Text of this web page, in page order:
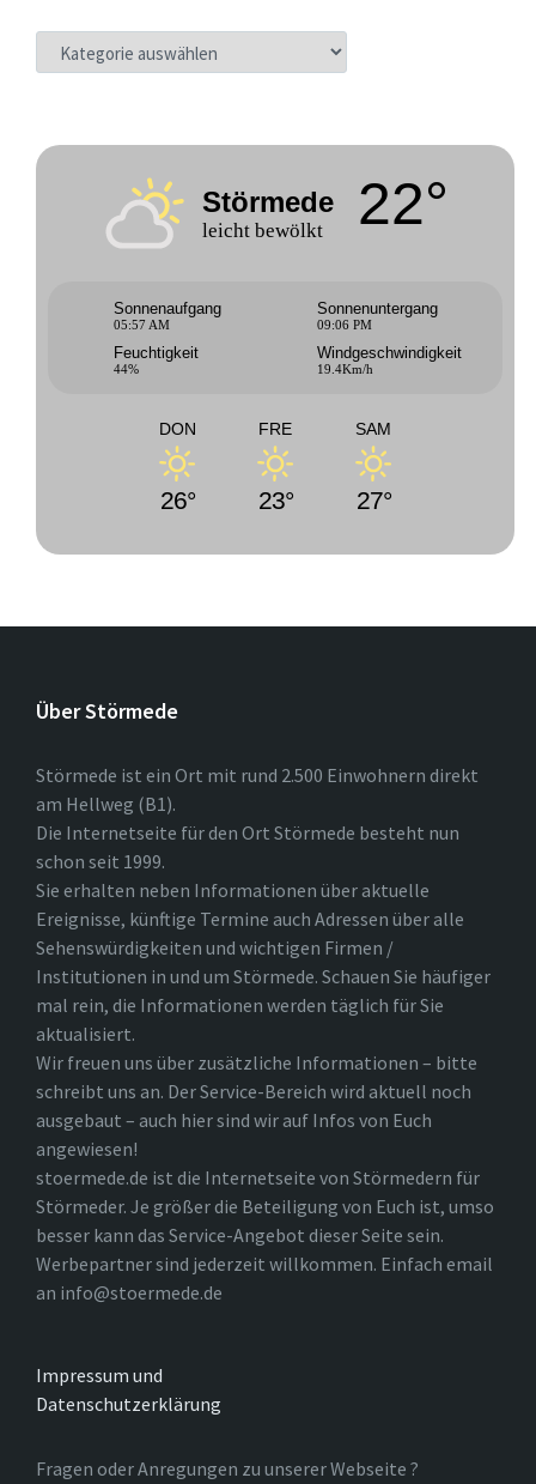
KATEGORIEN
Störmede
leicht bewölkt 22°
Sonnenaufgang
05:57 AM
Sonnenuntergang
09:06 PM
Feuchtigkeit
44%
Windgeschwindigkeit
19.4Km/h
DON
26°
FRE
23°
SAM
27°
Über Störmede
Störmede ist ein Ort mit rund 2.500 Einwohnern direkt
am Hellweg (B1).
Die Internetseite für den Ort Störmede besteht nun
schon seit 1999.
Sie erhalten neben Informationen über aktuelle
Ereignisse, künftige Termine auch Adressen über alle
Sehenswürdigkeiten und wichtigen Firmen /
Institutionen in und um Störmede. Schauen Sie häufiger
mal rein, die Informationen werden täglich für Sie
aktualisiert.
Wir freuen uns über zusätzliche Informationen – bitte
schreibt uns an. Der Service-Bereich wird aktuell noch
ausgebaut – auch hier sind wir auf Infos von Euch
angewiesen!
stoermede.de ist die Internetseite von Störmedern für
Störmeder. Je größer die Beteiligung von Euch ist, umso
besser kann das Service-Angebot dieser Seite sein.
Werbepartner sind jederzeit willkommen. Einfach email
an info@stoermede.de
Impressum und
Datenschutzerklärung
Fragen oder Anregungen zu unserer Webseite ?